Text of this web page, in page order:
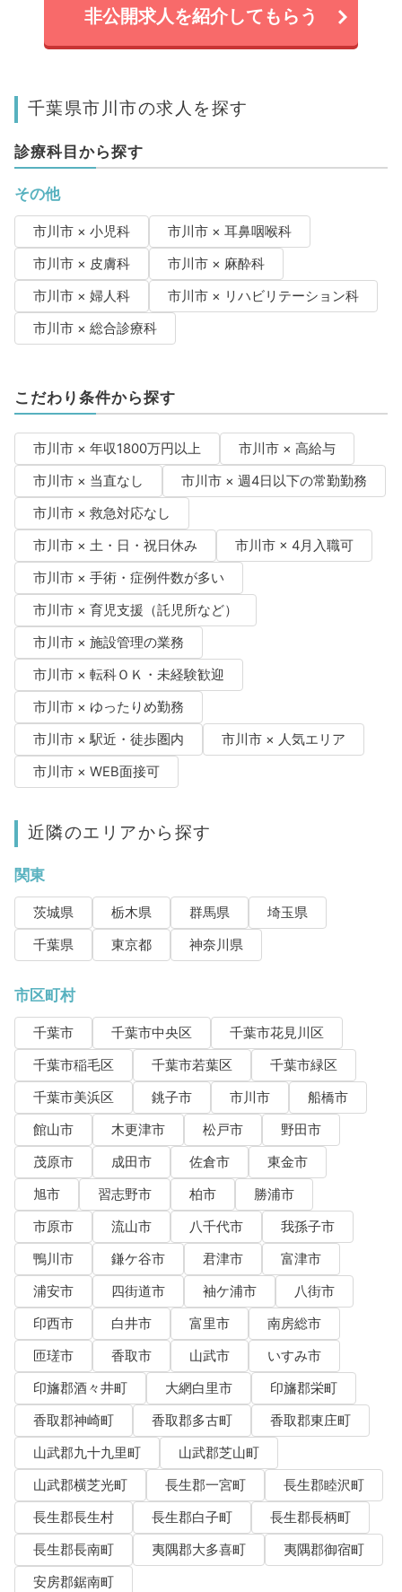
非公開求人を紹介してもらう
千葉県市川市の求人を探す
診療科目から探す
その他
市川市 × 小児科
市川市 × 耳鼻咽喉科
市川市 × 皮膚科
市川市 × 麻酔科
市川市 × 婦人科
市川市 × リハビリテーション科
市川市 × 総合診療科
こだわり条件から探す
市川市 × 年収1800万円以上
市川市 × 高給与
市川市 × 当直なし
市川市 × 週4日以下の常勤勤務
市川市 × 救急対応なし
市川市 × 土・日・祝日休み
市川市 × 4月入職可
市川市 × 手術・症例件数が多い
市川市 × 育児支援（託児所など）
市川市 × 施設管理の業務
市川市 × 転科ＯＫ・未経験歓迎
市川市 × ゆったりめ勤務
市川市 × 駅近・徒歩圏内
市川市 × 人気エリア
市川市 × WEB面接可
近隣のエリアから探す
関東
茨城県 栃木県 群馬県
埼玉県
千葉県
東京都 神奈川県
市区町村
千葉市 千葉市中央区
千葉市花見川区
千葉市稲毛区
千葉市若葉区
千葉市緑区
千葉市美浜区
銚子市 市川市
船橋市
館山市
木更津市 松戸市
野田市
茂原市
成田市 佐倉市
東金市
旭市
習志野市 柏市
勝浦市
市原市
流山市 八千代市
我孫子市
鴨川市
鎌ケ谷市 君津市
富津市
浦安市
四街道市 袖ケ浦市
八街市
印西市
白井市 富里市
南房総市
匝瑳市
香取市 山武市
いすみ市
印旛郡酒々井町
大網白里市
印旛郡栄町
香取郡神崎町
香取郡多古町
香取郡東庄町
山武郡九十九里町
山武郡芝山町
山武郡横芝光町
長生郡一宮町
長生郡睦沢町
長生郡長生村
長生郡白子町
長生郡長柄町
長生郡長南町
夷隅郡大多喜町
夷隅郡御宿町
安房郡鋸南町